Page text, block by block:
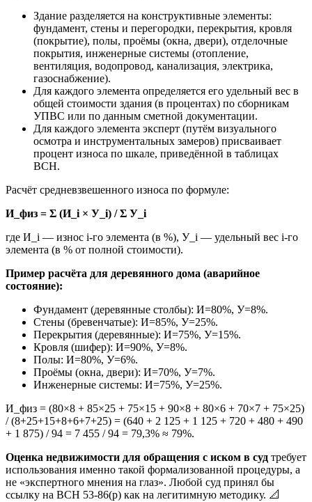
Здание разделяется на конструктивные элементы:
фундамент, стены и перегородки, перекрытия, кровля
(покрытие), полы, проёмы (окна, двери), отделочные
покрытия, инженерные системы (отопление,
вентиляция, водопровод, канализация, электрика,
газоснабжение).
Для каждого элемента определяется его удельный вес в
общей стоимости здания (в процентах) по сборникам
УПВС или по данным сметной документации.
Для каждого элемента эксперт (путём визуального
осмотра и инструментальных замеров) присваивает
процент износа по шкале, приведённой в таблицах
ВСН.
Расчёт средневзвешенного износа по формуле:
И_физ = Σ (И_i × У_i) / Σ У_i
где И_i — износ i-го элемента (в %), У_i — удельный вес i-го
элемента (в % от полной стоимости).
Пример расчёта для деревянного дома (аварийное
состояние):
Фундамент (деревянные столбы): И=80%, У=8%.
Стены (бревенчатые): И=85%, У=25%.
Перекрытия (деревянные): И=75%, У=15%.
Кровля (шифер): И=90%, У=8%.
Полы: И=80%, У=6%.
Проёмы (окна, двери): И=70%, У=7%.
Инженерные системы: И=75%, У=25%.
И_физ = (80×8 + 85×25 + 75×15 + 90×8 + 80×6 + 70×7 + 75×25)
/ (8+25+15+8+6+7+25) = (640 + 2 125 + 1 125 + 720 + 480 + 490
+ 1 875) / 94 = 7 455 / 94 = 79,3% ≈ 79%.
Оценка недвижимости для обращения с иском в суд требует
использования именно такой формализованной процедуры, а
не «экспертного мнения на глаз». Любой суд принял бы
ссылку на ВСН 53-86(р) как на легитимную методику. 📐